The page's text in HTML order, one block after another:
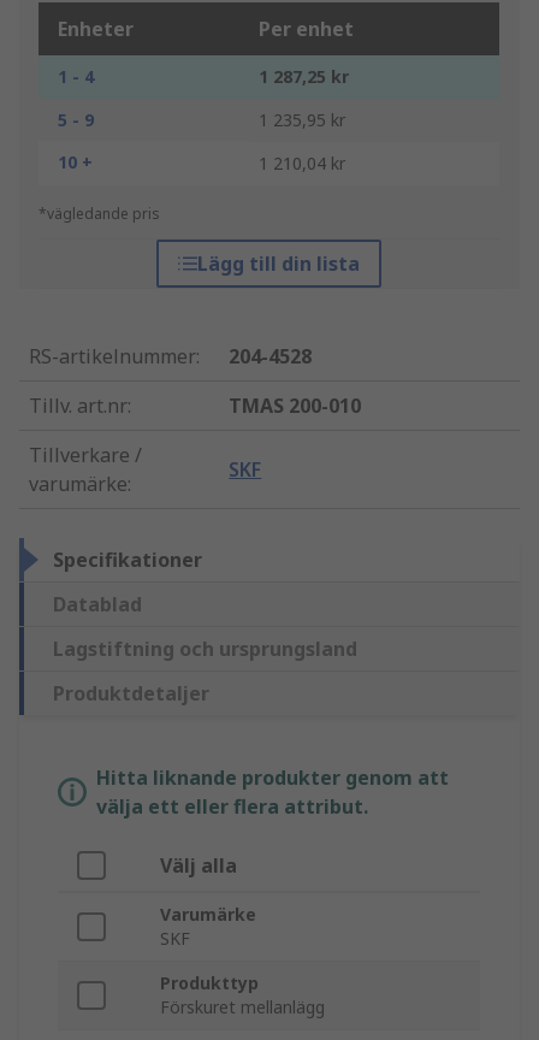
Enheter Per enhet
1 - 4
1 287,25 kr
5 - 9
1 235,95 kr
10 +
1 210,04 kr
*vägledande pris
Lägg till din lista
RS-artikelnummer:
204-4528
Tillv. art.nr:
TMAS 200-010
Tillverkare /
varumärke:
SKF
Specifikationer
Datablad
Lagstiftning och ursprungsland
Produktdetaljer
Hitta liknande produkter genom att
välja ett eller flera attribut.
Välj alla
Varumärke
SKF
Produkttyp
Förskuret mellanlägg